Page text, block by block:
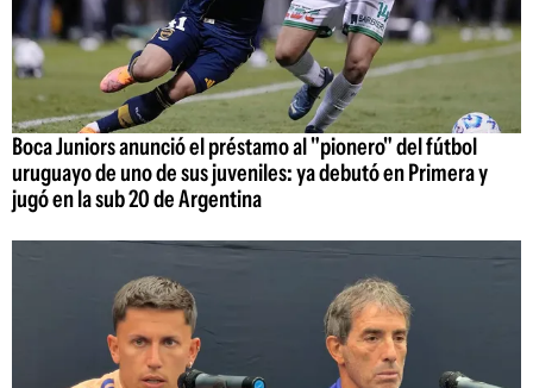
Boca Juniors anunció el préstamo al "pionero" del fútbol
uruguayo de uno de sus juveniles: ya debutó en Primera y
jugó en la sub 20 de Argentina